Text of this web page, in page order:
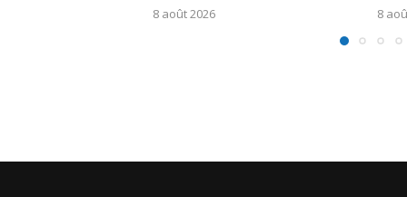
8 août 2026 8